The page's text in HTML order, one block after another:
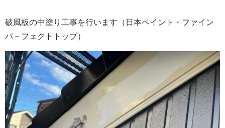
破風板の中塗り工事を行います（日本ペイント・ファイン
パ－フェクトトップ）